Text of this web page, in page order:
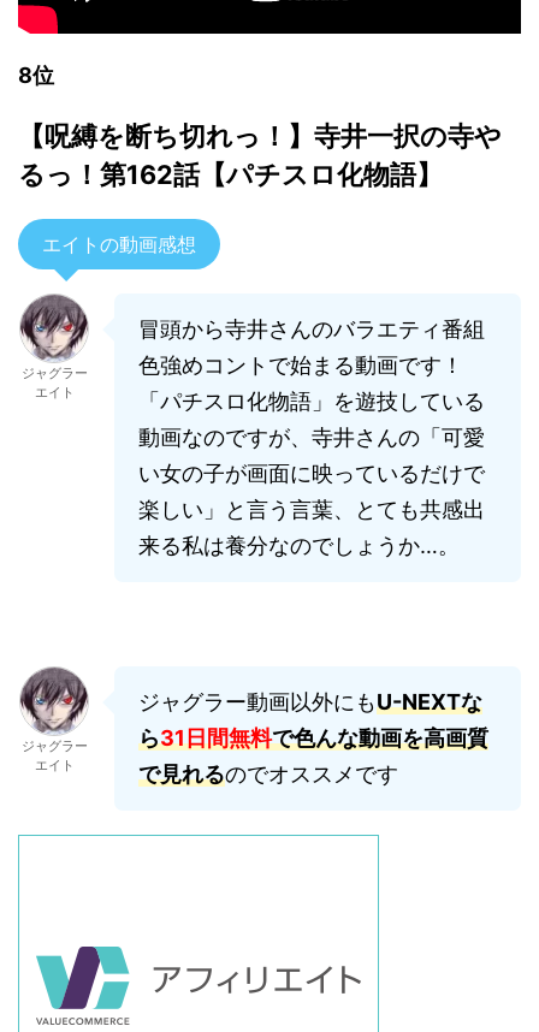
8位
【呪縛を断ち切れっ！】寺井一択の寺や
るっ！第162話【パチスロ化物語】
エイトの動画感想
ジャグラー
エイト
冒頭から寺井さんのバラエティ番組
色強めコントで始まる動画です！
「パチスロ化物語」を遊技している
動画なのですが、寺井さんの「可愛
い女の子が画面に映っているだけで
楽しい」と言う言葉、とても共感出
来る私は養分なのでしょうか…。
ジャグラー
エイト
ジャグラー動画以外にもU-NEXTな
ら31日間無料で色んな動画を高画質
で見れるのでオススメです